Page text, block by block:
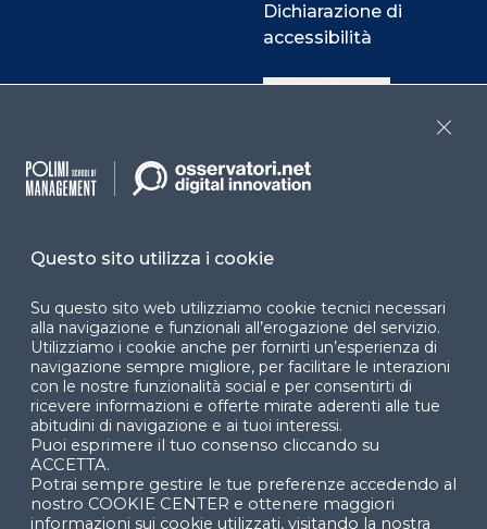
Dichiarazione di
accessibilità
Cookie Center
Facebook LinkedIn
© 2024 Copyright © Politecnico di Milano Dipartimento
di Ingegneria Gestionale
Questo sito utilizza i cookie
Su questo sito web utilizziamo cookie tecnici necessari
alla navigazione e funzionali all’erogazione del servizio.
Utilizziamo i cookie anche per fornirti un’esperienza di
navigazione sempre migliore, per facilitare le interazioni
con le nostre funzionalità social e per consentirti di
ricevere informazioni e offerte mirate aderenti alle tue
abitudini di navigazione e ai tuoi interessi.
Puoi esprimere il tuo consenso cliccando su
ACCETTA.
Potrai sempre gestire le tue preferenze accedendo al
nostro COOKIE CENTER e ottenere maggiori
informazioni sui cookie utilizzati, visitando la nostra